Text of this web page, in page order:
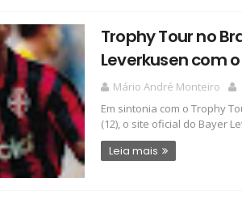
Trophy Tour no
Leverkusen com
Mário André Monteiro
Em sintonia com o Trophy
(12), o site oficial do Bayer
Leia mais